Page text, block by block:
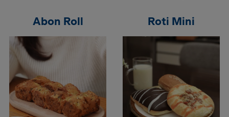
Abon Roll Roti Mini